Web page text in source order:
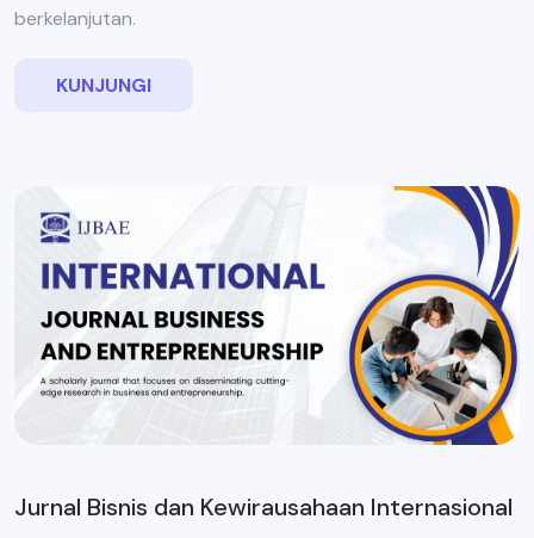
berkelanjutan.
KUNJUNGI
Jurnal Bisnis dan Kewirausahaan Internasional